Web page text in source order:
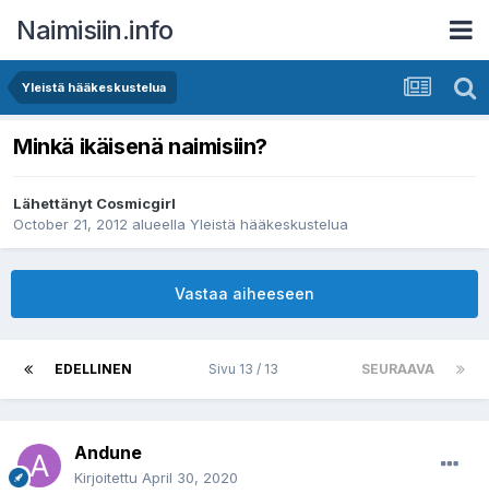
Naimisiin.info
Yleistä hääkeskustelua
Minkä ikäisenä naimisiin?
Lähettänyt Cosmicgirl
October 21, 2012 alueella Yleistä hääkeskustelua
Vastaa aiheeseen
EDELLINEN SEURAAVA
Sivu 13 / 13
Andune
Kirjoitettu April 30, 2020